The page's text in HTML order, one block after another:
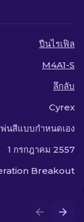
ปืนไรเฟิล
M4A1-S
ลึกลับ
Cyrex
พ่นสีแบบกำหนดเอง
1 กรกฎาคม 2557
Breakout